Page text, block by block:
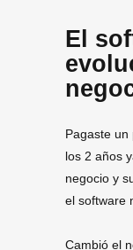
El
Pagaste un
los 2 años
negocio y
el software
Cambió el